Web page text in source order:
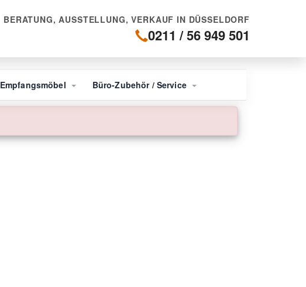
BERATUNG, AUSSTELLUNG, VERKAUF IN DÜSSELDORF
0211 / 56 949 501
Empfangsmöbel Büro-Zubehör / Service